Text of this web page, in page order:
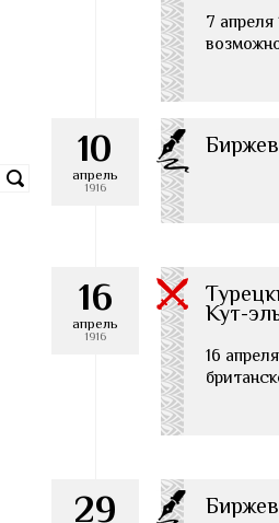
7
10
апрель
1916
16
апрель
1916
Кут-
16
29